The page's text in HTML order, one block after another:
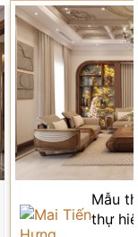
hiện đại KĐT
thự Vinhomes
tạo theo phong
lên sự sang trọng
rộng rãi cùng hệ
xanh mát, phòng
cảm giác rộng
thiên nhiên bên
Mẫu
thự